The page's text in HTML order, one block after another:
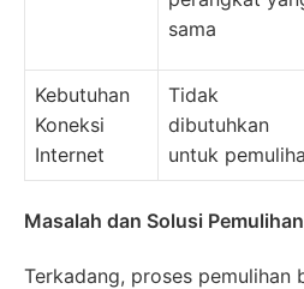
sama
Kebutuhan
Koneksi
Internet
Tidak
dibutuhkan
untuk
Masalah dan Solusi
Terkadang, proses pemulihan